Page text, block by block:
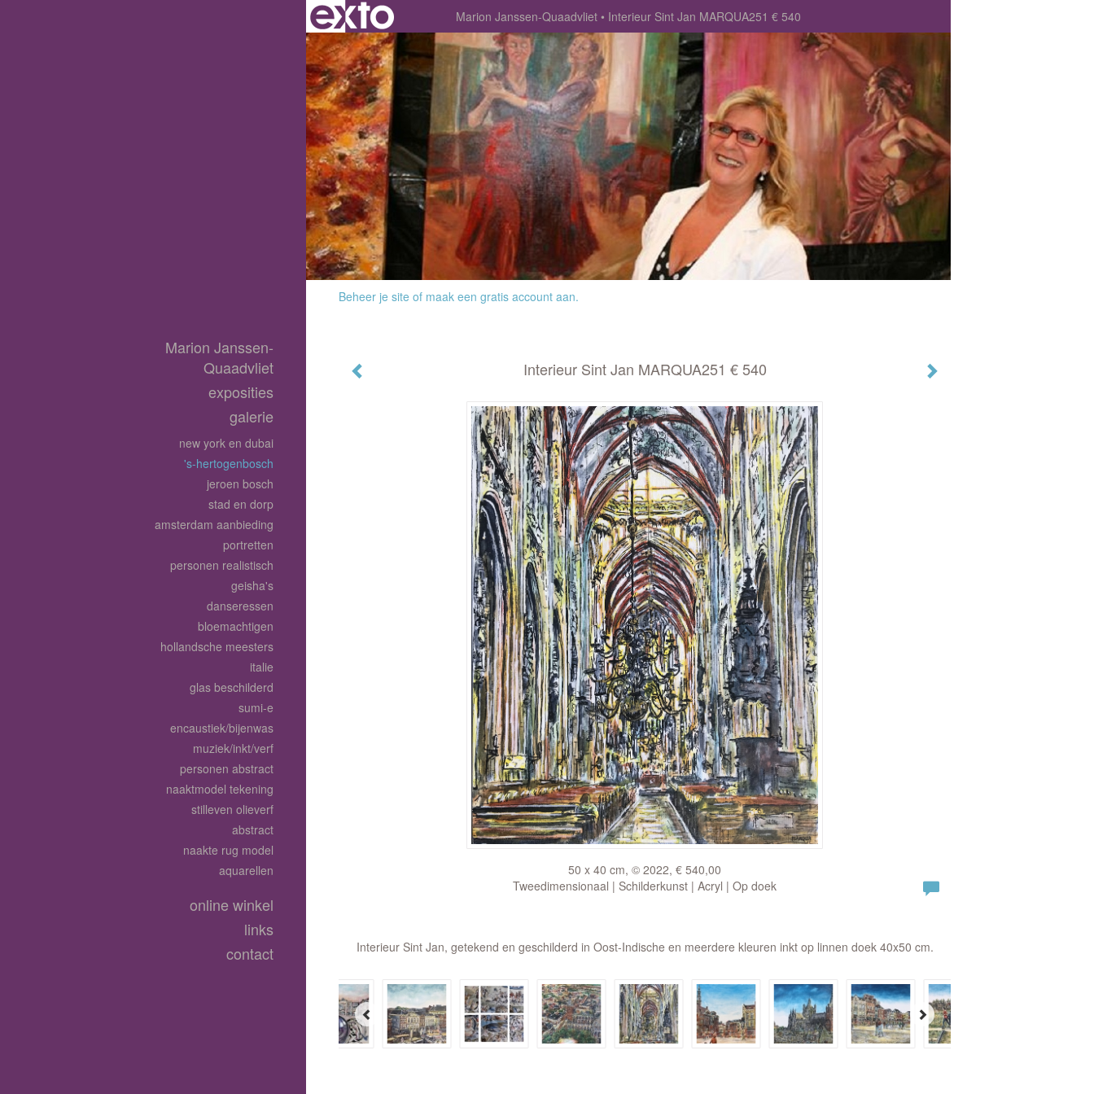
Marion Janssen-Quaadvliet Interieur Sint Jan MARQUA251 € 540
Beheer je site of maak een gratis account aan.
Interieur Sint Jan MARQUA251 € 540
50 x 40 cm, © 2022, € 540,00
Tweedimensionaal | Schilderkunst | Acryl | Op doek
Interieur Sint Jan, getekend en geschilderd in Oost-Indische en meerdere kleuren inkt op linnen doek 40x50 cm.
Marion Janssen-
Quaadvliet
exposities
galerie
new york en dubai
's-hertogenbosch
jeroen bosch
stad en dorp
amsterdam aanbieding
portretten
personen realistisch
geisha's
danseressen
bloemachtigen
hollandsche meesters
italie
glas beschilderd
sumi-e
encaustiek/bijenwas
muziek/inkt/verf
personen abstract
naaktmodel tekening
stilleven olieverf
abstract
naakte rug model
aquarellen
online winkel
links
contact